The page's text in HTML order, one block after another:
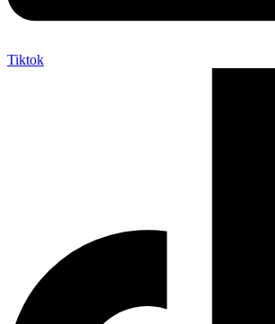
Tiktok